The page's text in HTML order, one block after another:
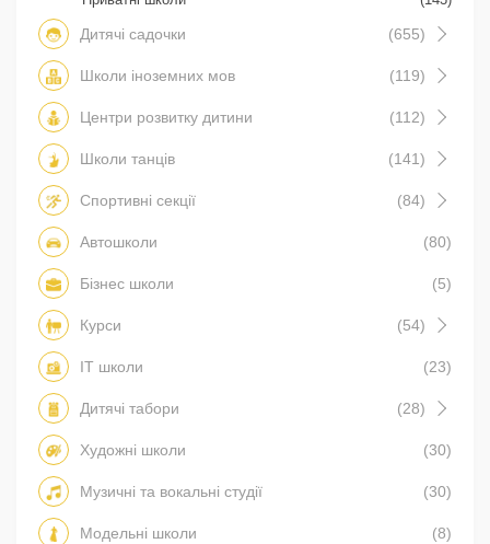
Дитячі садочки (655)
Школи іноземних мов (119)
Центри розвитку дитини (112)
Школи танців (141)
Спортивні секції (84)
Автошколи (80)
Бізнес школи (5)
Курси (54)
IT школи (23)
Дитячі табори (28)
Художні школи (30)
Музичні та вокальні студії (30)
Модельні школи (8)